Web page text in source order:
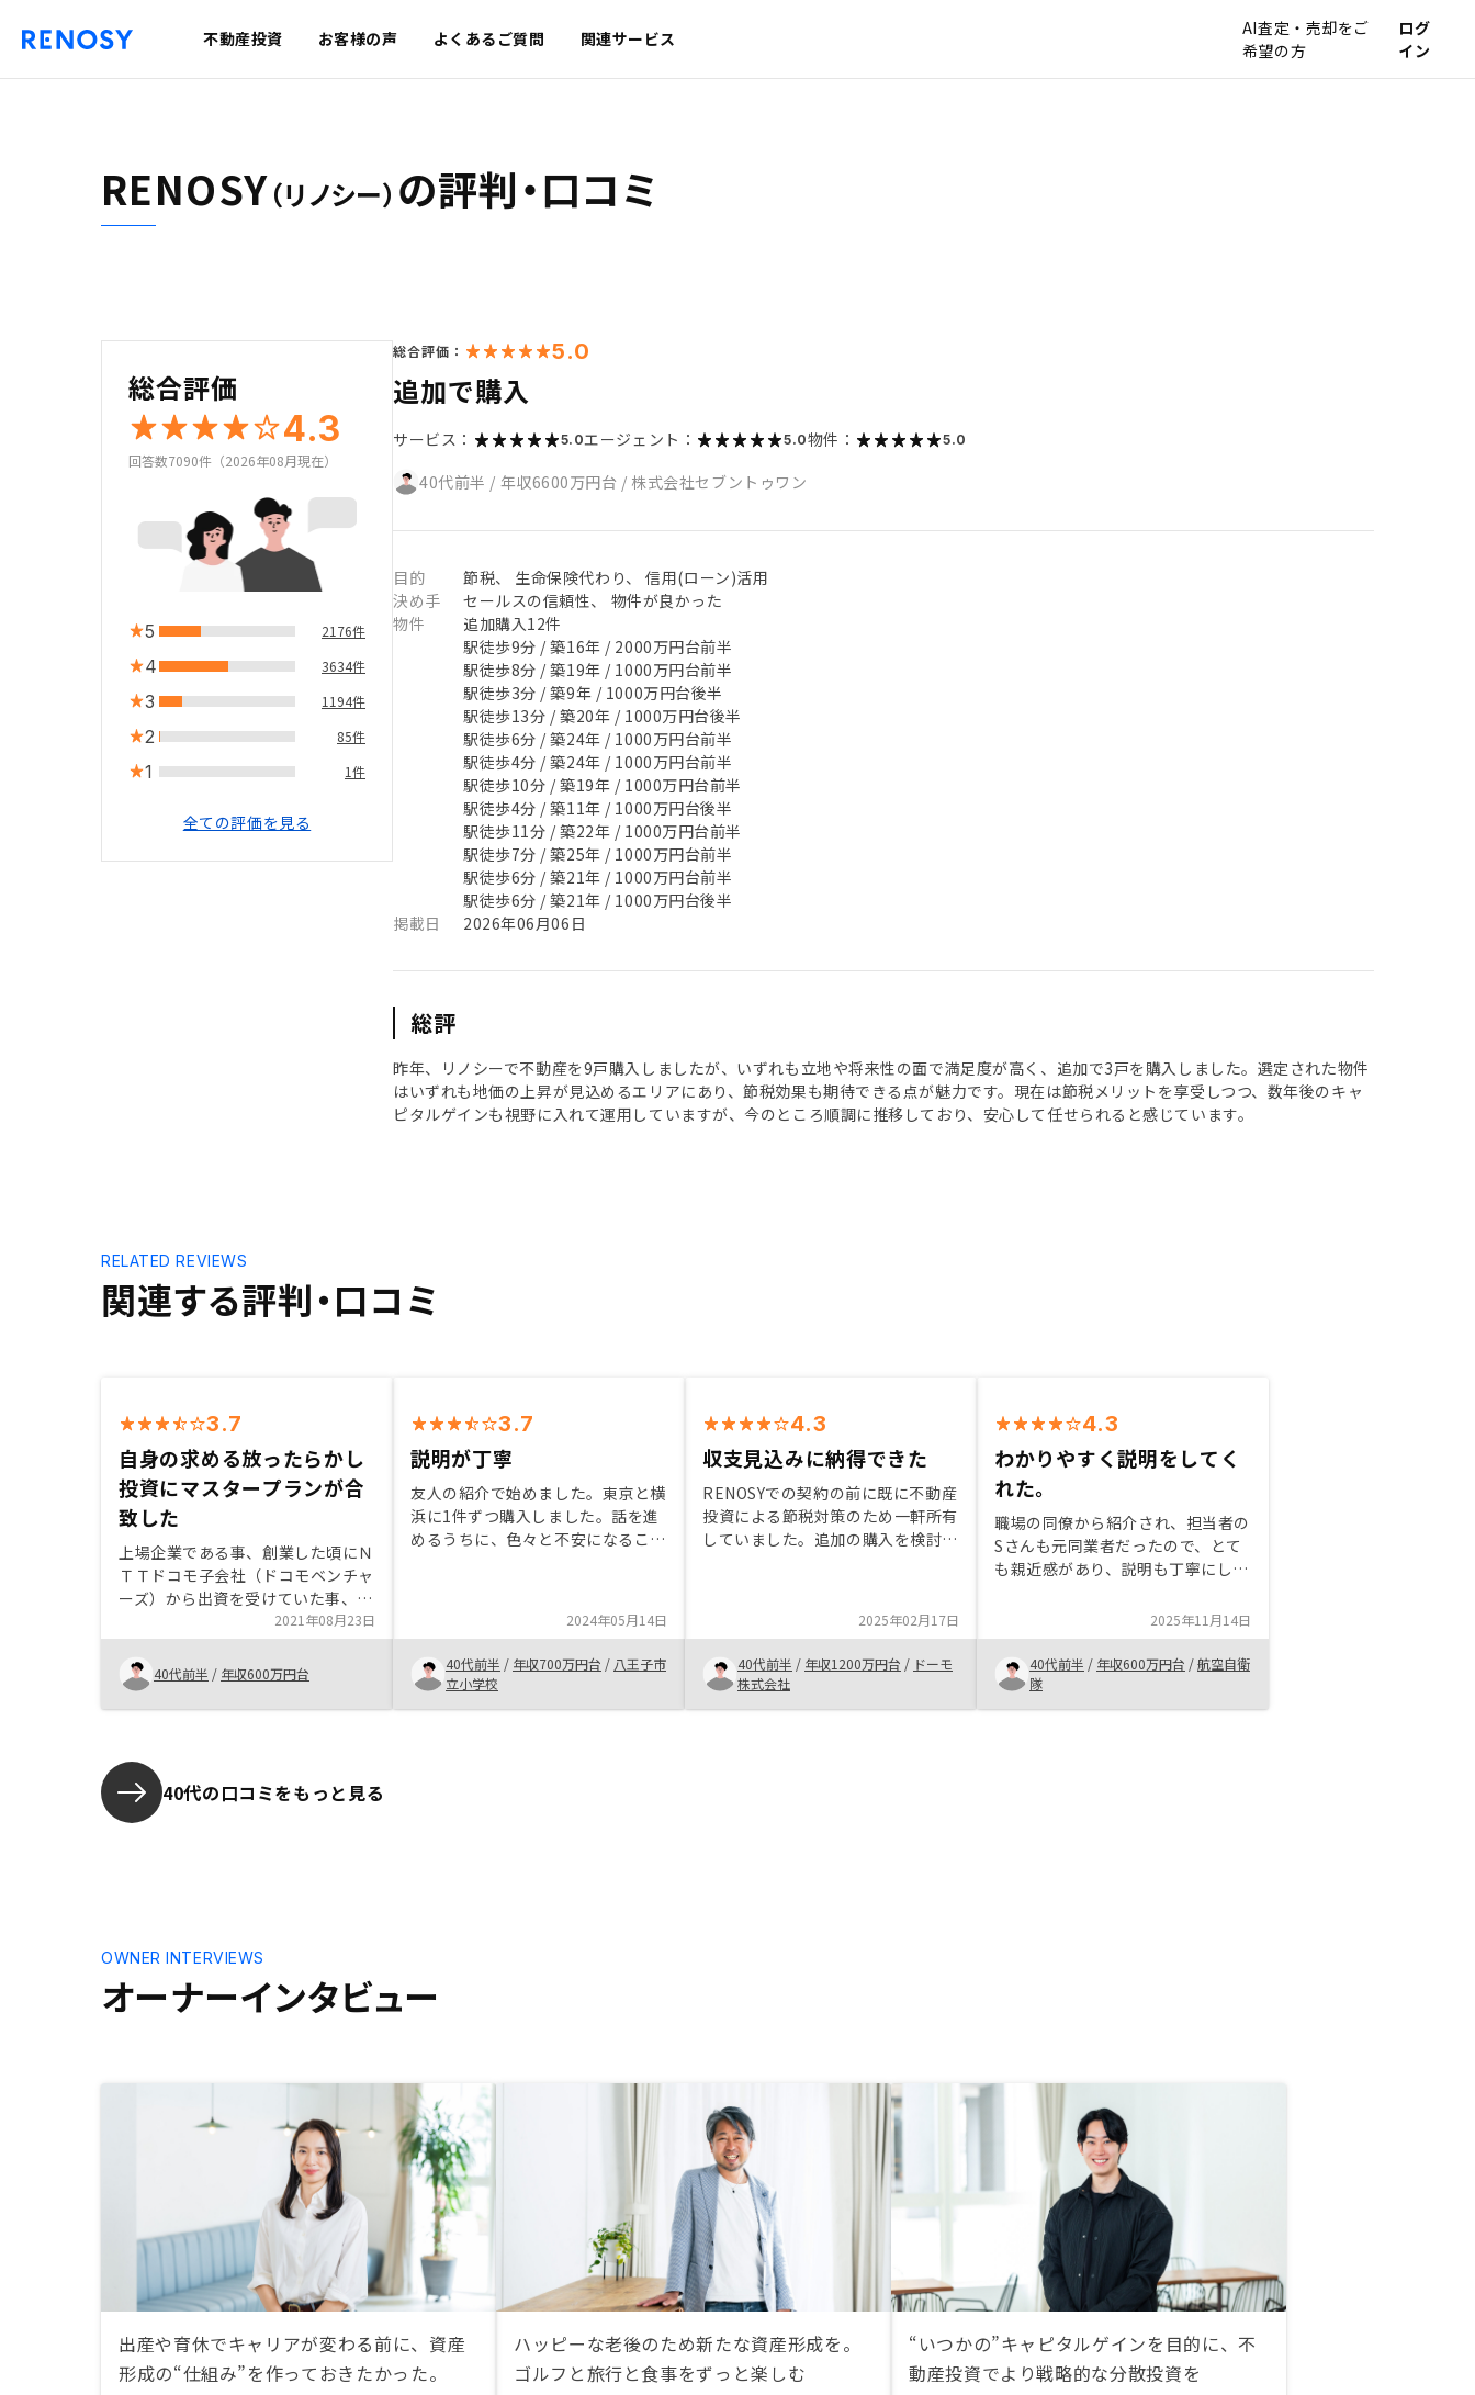
不動産投資 お客様の声 よくあるご質問 関連サービス
AI査定・売却をご
希望の方
ログ
イン
RENOSY（リノシー） の評判・口コミ
総合評価
4.3
回答数7090件（2026年08月現在）
5 2176件
4 3634件
3 1194件
2 85件
1 1件
全ての評価を見る
総合評価： 5.0
追加で購入
サービス： 5.0エージェント： 5.0物件： 5.0
40代前半 / 年収6600万円台 / 株式会社セブントゥワン
目的
節税、 生命保険代わり、 信用(ローン)活用
決め手
セールスの信頼性、 物件が良かった
物件
追加購入12件
駅徒歩9分 / 築16年 / 2000万円台前半
駅徒歩8分 / 築19年 / 1000万円台前半
駅徒歩3分 / 築9年 / 1000万円台後半
駅徒歩13分 / 築20年 / 1000万円台後半
駅徒歩6分 / 築24年 / 1000万円台前半
駅徒歩4分 / 築24年 / 1000万円台前半
駅徒歩10分 / 築19年 / 1000万円台前半
駅徒歩4分 / 築11年 / 1000万円台後半
駅徒歩11分 / 築22年 / 1000万円台前半
駅徒歩7分 / 築25年 / 1000万円台前半
駅徒歩6分 / 築21年 / 1000万円台前半
駅徒歩6分 / 築21年 / 1000万円台後半
掲載日
2026年06月06日
総評
昨年、リノシーで不動産を9戸購入しましたが、いずれも立地や将来性の面で満足度が高く、追加で3戸を購入しました。選定された物件
はいずれも地価の上昇が見込めるエリアにあり、節税効果も期待できる点が魅力です。現在は節税メリットを享受しつつ、数年後のキャ
ピタルゲインも視野に入れて運用していますが、今のところ順調に推移しており、安心して任せられると感じています。
関連する評判・口コミ
RELATED REVIEWS
3.7
自身の求める放ったらかし
投資にマスタープランが合
致した
上場企業である事、創業した頃にＮ
ＴＴドコモ子会社（ドコモベンチャ
ーズ）から出資を受けていた事、自
身の求める放ったらかし投資にマス
タープランが合致した事。この3点
が、最終的にGAテクノロジーに決
めた理由です。利回りを良くする
か、GAテクノロジーが金融に進出
株の配当を増やしてくれるか。いず
れかができれば、もう一室増やした
いです。
2021年08月23日
40代前半 / 年収600万円台
3.7
説明が丁寧
友人の紹介で始めました。東京と横
浜に1件ずつ購入しました。話を進
めるうちに、色々と不安になること
で、少し興味があれば、お話を聞か
れるといいと思います。
2024年05月14日
40代前半 / 年収700万円台 / 八王子市
立小学校
4.3
収支見込みに納得できた
RENOSYでの契約の前に既に不動産
投資による節税対策のため一軒所有
していました。追加の購入を検討し
ーションを即座に提示いただけた事
もあり、納得して購入の決断をする
事が出来ました。
2025年02月17日
40代前半 / 年収1200万円台 / ドーモ
株式会社
4.3
わかりやすく説明をしてく
れた。
職場の同僚から紹介され、担当者の
Sさんも元同業者だったので、とて
も親近感があり、説明も丁寧にして
とにしました。 特に専用アプリで
物件情報や家賃収入の状況を確認で
きる点は、とても評価できると思い
ます。
2025年11月14日
40代前半 / 年収600万円台 /航空自衛
隊
40代の口コミをもっと見る
オーナーインタビュー
OWNER INTERVIEWS
出産や育休でキャリアが変わる前に、資産
形成の“仕組み”を作っておきたかった。
ハッピーな老後のため新たな資産形成を。
ゴルフと旅行と食事をずっと楽しむ
“いつかの”キャピタルゲインを目的に、不
動産投資でより戦略的な分散投資を